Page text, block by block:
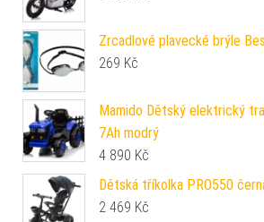
Zrcadlové plavecké brýle
269 Kč
Mamido Dětský elektrický
7Ah modrý
4 890 Kč
Dětská tříkolka PRO550
2 469 Kč